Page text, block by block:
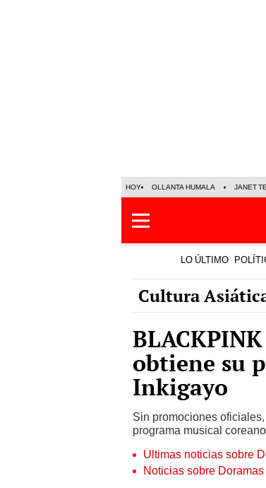
HOY OLLANTA HUMALA JANET
LO ÚLTIMO
Cultura
obtiene su
Inkigayo
Sin promociones
programa musical
Últimas noticias sobre
Noticias sobre Doramas